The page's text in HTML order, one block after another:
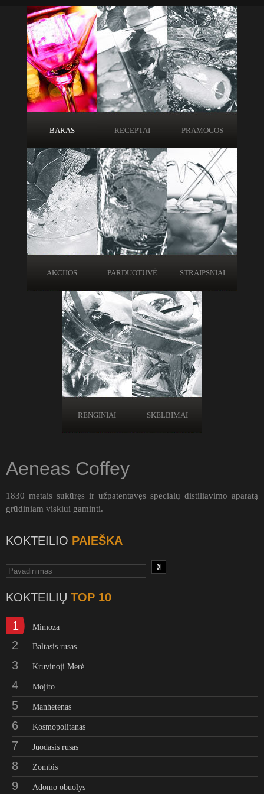
BARAS RECEPTAI PRAMOGOS
AKCIJOS PARDUOTUVĖ STRAIPSNIAI
RENGINIAI SKELBIMAI
Aeneas Coffey
1830 metais sukūręs ir užpatentavęs specialų distiliavimo aparatą
grūdiniam viskiui gaminti.
KOKTEILIO PAIEŠKA
KOKTEILIŲ TOP 10
1 Mimoza
2 Baltasis rusas
3 Kruvinoji Merė
4 Mojito
5 Manhetenas
6 Kosmopolitanas
7 Juodasis rusas
8 Zombis
9 Adomo obuolys